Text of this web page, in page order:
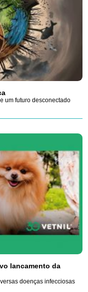
um futuro desconectado
lancamento da
doenças infecciosas